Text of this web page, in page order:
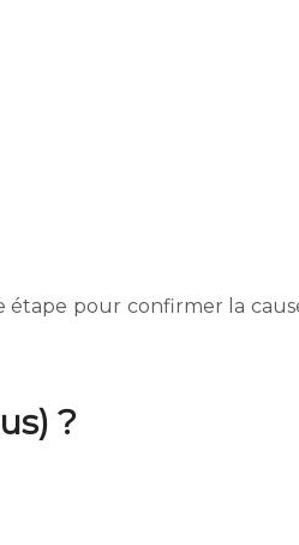
étape pour confirmer la
?